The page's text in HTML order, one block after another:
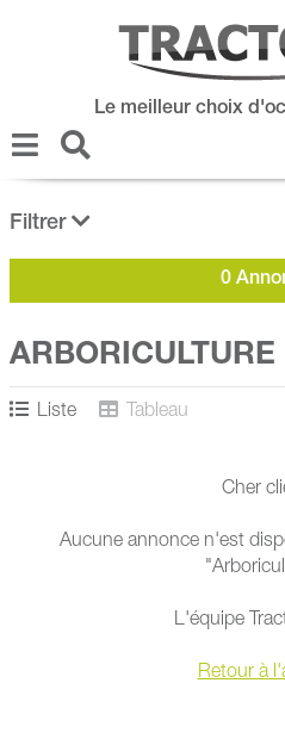
Le meilleur choix
Filtrer
0
ARBORICULTURE
Liste Tableau
Cher
Aucune annonce n'est
L'équipe
Retour à